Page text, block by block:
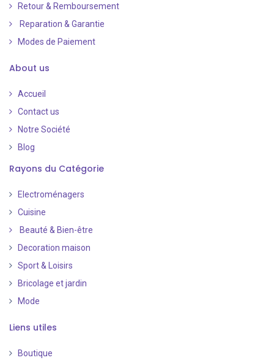
Retour & Remboursement
Reparation & Garantie
Modes de Paiement
About us
Accueil
Contact us
Notre Société
Blog
Rayons du Catégorie
Electroménagers
Cuisine
Beauté & Bien-être
Decoration maison
Sport & Loisirs
Bricolage et jardin
Mode
Liens utiles
Boutique